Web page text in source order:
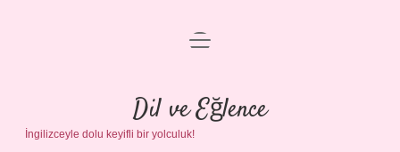
Anasayfa
Gizlilik Politikası
Yasal Uyarı
menüyü
Dil ve Eğlence
İngilizceyle dolu keyifli bir yolculuk!